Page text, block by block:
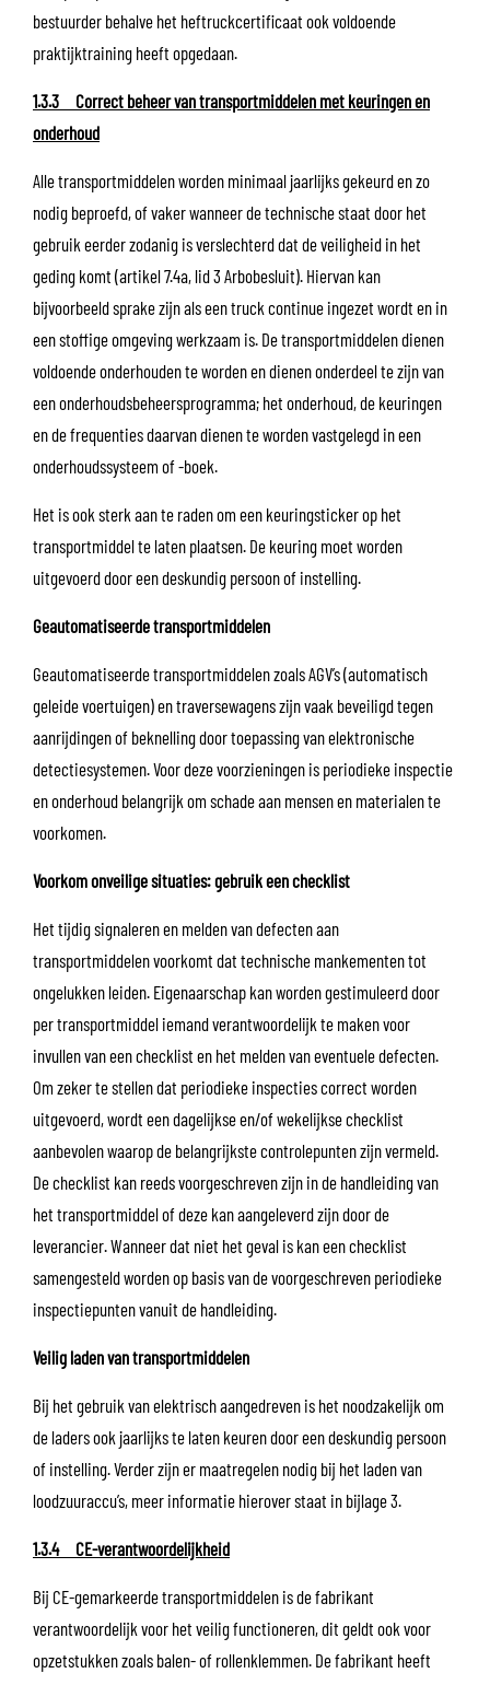
bestuurder behalve het heftruckcertificaat ook voldoende
praktijktraining heeft opgedaan.
1.3.3 Correct beheer van transportmiddelen met keuringen en
onderhoud
Alle transportmiddelen worden minimaal jaarlijks gekeurd en zo
nodig beproefd, of vaker wanneer de technische staat door het
gebruik eerder zodanig is verslechterd dat de veiligheid in het
geding komt (artikel 7.4a, lid 3 Arbobesluit). Hiervan kan
bijvoorbeeld sprake zijn als een truck continue ingezet wordt en in
een stoffige omgeving werkzaam is. De transportmiddelen dienen
voldoende onderhouden te worden en dienen onderdeel te zijn van
een onderhoudsbeheersprogramma; het onderhoud, de keuringen
en de frequenties daarvan dienen te worden vastgelegd in een
onderhoudssysteem of -boek.
Het is ook sterk aan te raden om een keuringsticker op het
transportmiddel te laten plaatsen. De keuring moet worden
uitgevoerd door een deskundig persoon of instelling.
Geautomatiseerde transportmiddelen
Geautomatiseerde transportmiddelen zoals AGV’s (automatisch
geleide voertuigen) en traversewagens zijn vaak beveiligd tegen
aanrijdingen of beknelling door toepassing van elektronische
detectiesystemen. Voor deze voorzieningen is periodieke inspectie
en onderhoud belangrijk om schade aan mensen en materialen te
voorkomen.
Voorkom onveilige situaties: gebruik een checklist
Het tijdig signaleren en melden van defecten aan
transportmiddelen voorkomt dat technische mankementen tot
ongelukken leiden. Eigenaarschap kan worden gestimuleerd door
per transportmiddel iemand verantwoordelijk te maken voor
invullen van een checklist en het melden van eventuele defecten.
Om zeker te stellen dat periodieke inspecties correct worden
uitgevoerd, wordt een dagelijkse en/of wekelijkse checklist
aanbevolen waarop de belangrijkste controlepunten zijn vermeld.
De checklist kan reeds voorgeschreven zijn in de handleiding van
het transportmiddel of deze kan aangeleverd zijn door de
leverancier. Wanneer dat niet het geval is kan een checklist
samengesteld worden op basis van de voorgeschreven periodieke
inspectiepunten vanuit de handleiding.
Veilig laden van transportmiddelen
Bij het gebruik van elektrisch aangedreven is het noodzakelijk om
de laders ook jaarlijks te laten keuren door een deskundig persoon
of instelling. Verder zijn er maatregelen nodig bij het laden van
loodzuuraccu’s, meer informatie hierover staat in bijlage 3.
1.3.4 CE-verantwoordelijkheid
Bij CE-gemarkeerde transportmiddelen is de fabrikant
verantwoordelijk voor het veilig functioneren, dit geldt ook voor
opzetstukken zoals balen- of rollenklemmen. De fabrikant heeft